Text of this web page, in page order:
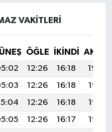
VAKITLERI
ÖĞLE İKINDI
12:26 16:18
19:39
12:26 16:18
19:38
12:26 16:18
19:37
12:26 16:17
19:37